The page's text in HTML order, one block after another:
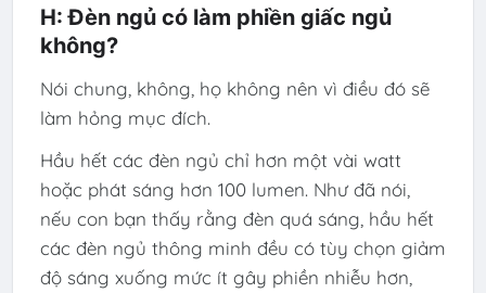
H: Đèn ngủ có làm phiền giấc ngủ
không?
Nói chung, không, họ không nên vì điều đó sẽ
làm hỏng mục đích.
Hầu hết các đèn ngủ chỉ hơn một vài watt
hoặc phát sáng hơn 100 lumen. Như đã nói,
nếu con bạn thấy rằng đèn quá sáng, hầu hết
các đèn ngủ thông minh đều có tùy chọn giảm
độ sáng xuống mức ít gây phiền nhiễu hơn,